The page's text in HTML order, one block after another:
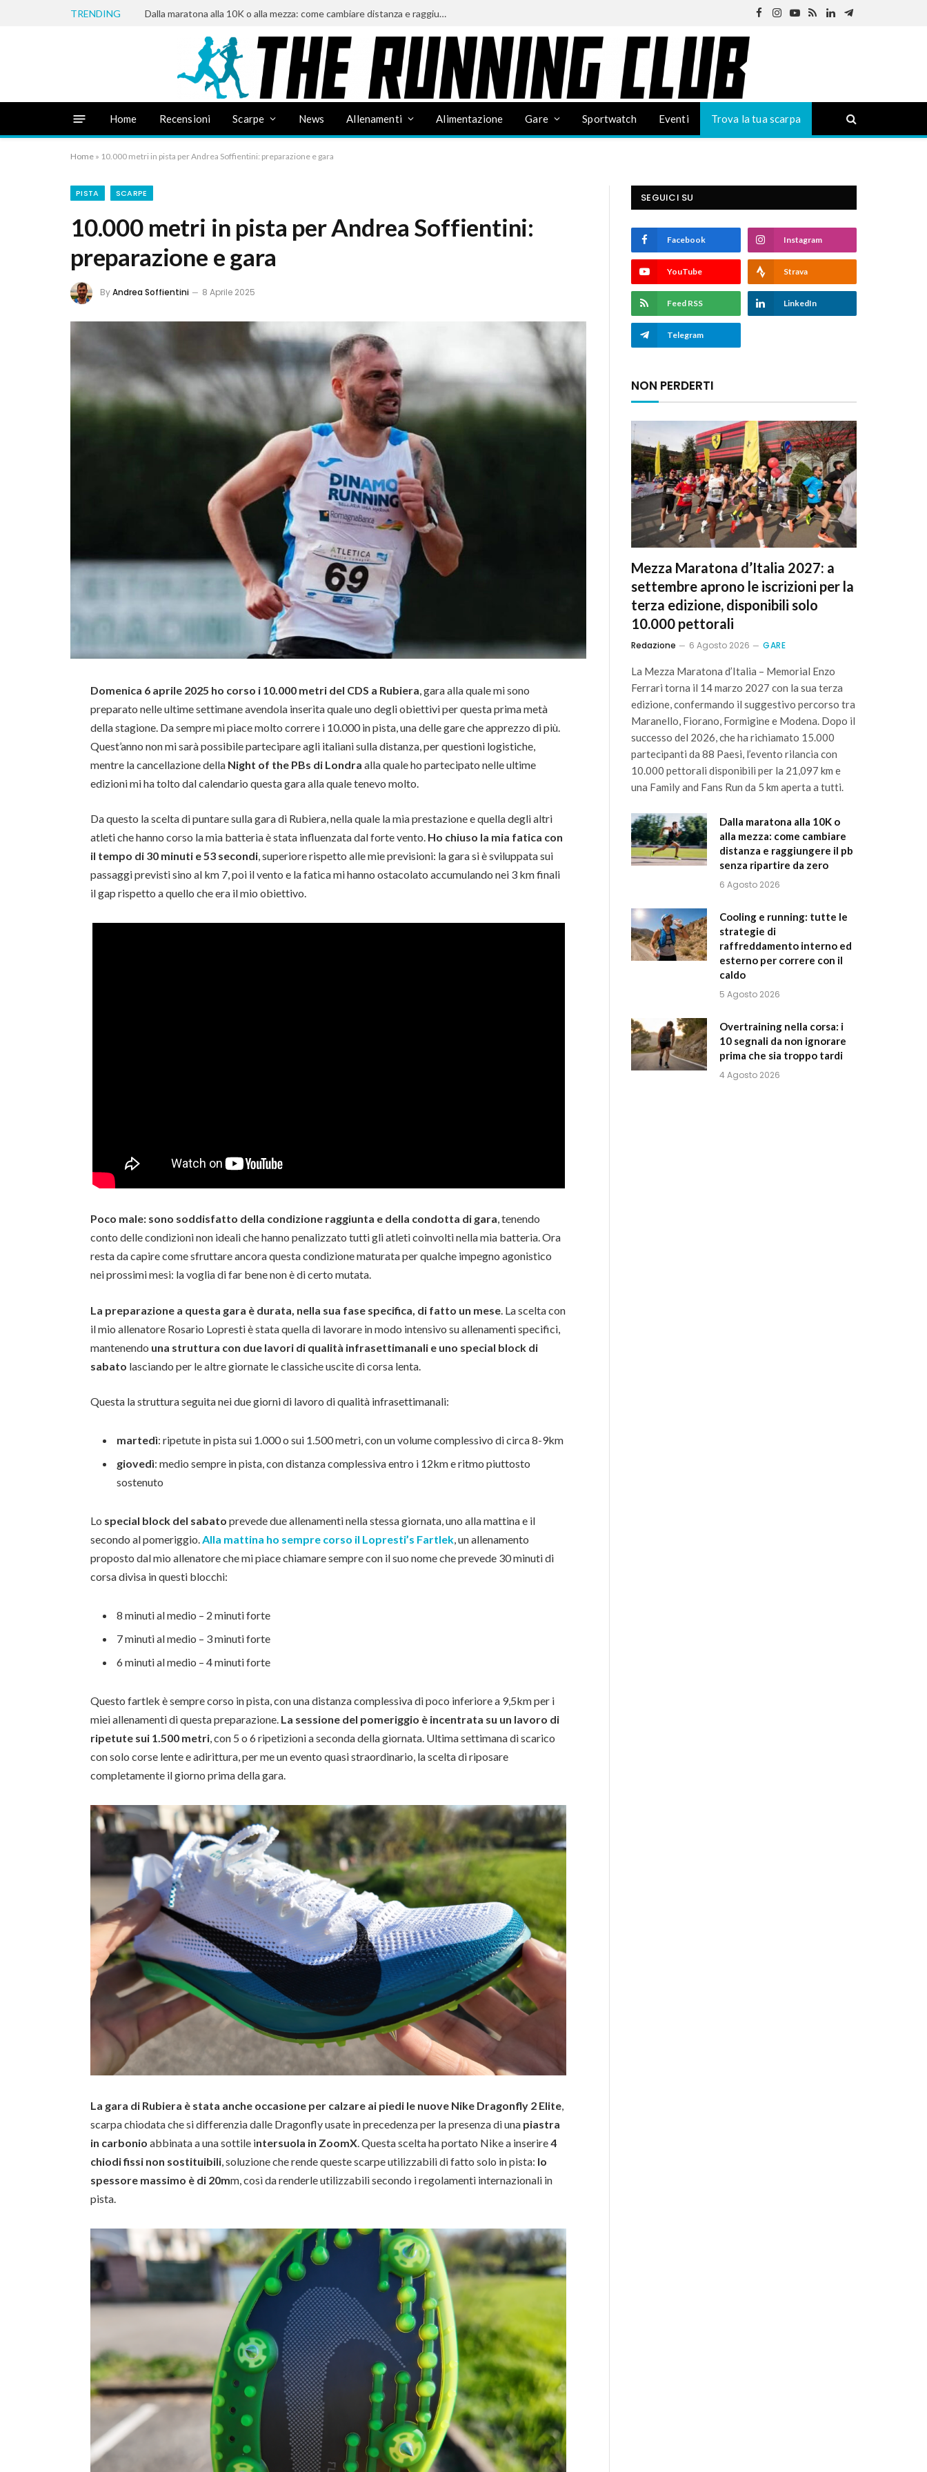
TRENDING Cooling e running: tutte le strategie di raffreddamento interno ed esterno per correre con il caldo
Facebook
Instagram
YouTube
RSSLinkedInTelegram
Home Recensioni Scarpe News Allenamenti Alimentazione Gare Sportwatch Eventi Trova la tua scarpa
Home » 10.000 metri in pista per Andrea Soffientini: preparazione e gara
PISTA SCARPE
10.000 metri in pista per Andrea Soffientini:
preparazione e gara
ByAndrea Soffientini 8 Aprile 2025
Domenica 6 aprile 2025 ho corso i 10.000 metri del CDS a Rubiera, gara alla quale mi sono
preparato nelle ultime settimane avendola inserita quale uno degli obiettivi per questa prima metà
della stagione. Da sempre mi piace molto correre i 10.000 in pista, una delle gare che apprezzo di più.
Quest’anno non mi sarà possibile partecipare agli italiani sulla distanza, per questioni logistiche,
mentre la cancellazione della Night of the PBs di Londra alla quale ho partecipato nelle ultime
edizioni mi ha tolto dal calendario questa gara alla quale tenevo molto.
Da questo la scelta di puntare sulla gara di Rubiera, nella quale la mia prestazione e quella degli altri
atleti che hanno corso la mia batteria è stata influenzata dal forte vento. Ho chiuso la mia fatica con
il tempo di 30 minuti e 53 secondi, superiore rispetto alle mie previsioni: la gara si è sviluppata sui
passaggi previsti sino al km 7, poi il vento e la fatica mi hanno ostacolato accumulando nei 3 km finali
il gap rispetto a quello che era il mio obiettivo.
Poco male: sono soddisfatto della condizione raggiunta e della condotta di gara, tenendo
conto delle condizioni non ideali che hanno penalizzato tutti gli atleti coinvolti nella mia batteria. Ora
resta da capire come sfruttare ancora questa condizione maturata per qualche impegno agonistico
nei prossimi mesi: la voglia di far bene non è di certo mutata.
La preparazione a questa gara è durata, nella sua fase specifica, di fatto un mese . La scelta con
il mio allenatore Rosario Lopresti è stata quella di lavorare in modo intensivo su allenamenti specifici,
mantenendo una struttura con due lavori di qualità infrasettimanali e uno special block di
sabato lasciando per le altre giornate le classiche uscite di corsa lenta.
Questa la struttura seguita nei due giorni di lavoro di qualità infrasettimanali:
martedì: ripetute in pista sui 1.000 o sui 1.500 metri, con un volume complessivo di circa 8-9km
giovedì: medio sempre in pista, con distanza complessiva entro i 12km e ritmo piuttosto
sostenuto
Lo special block del sabato prevede due allenamenti nella stessa giornata, uno alla mattina e il
secondo al pomeriggio.Alla mattina ho sempre corso il Lopresti’s Fartlek, un allenamento
proposto dal mio allenatore che mi piace chiamare sempre con il suo nome che prevede 30 minuti di
corsa divisa in questi blocchi:
8 minuti al medio – 2 minuti forte
7 minuti al medio – 3 minuti forte
6 minuti al medio – 4 minuti forte
Questo fartlek è sempre corso in pista, con una distanza complessiva di poco inferiore a 9,5km per i
miei allenamenti di questa preparazione. La sessione del pomeriggio è incentrata su un lavoro di
ripetute sui 1.500 metri , con 5 o 6 ripetizioni a seconda della giornata. Ultima settimana di scarico
con solo corse lente e adirittura, per me un evento quasi straordinario, la scelta di riposare
completamente il giorno prima della gara.
La gara di Rubiera è stata anche occasione per calzare ai piedi le nuove Nike Dragonfly 2 Elite
scarpa chiodata che si differenzia dalle Dragonfly usate in precedenza per la presenza di una piastra
in carbonio abbinata a una sottile intersuola in ZoomX . Questa scelta ha portato Nike a inserire4
chiodi fissi non sostituibili , soluzione che rende queste scarpe utilizzabili di fatto solo in pista: lo
spessore massimo è di 20mm, così da renderle utilizzabili secondo i regolamenti internazionali in
pista.
SEGUICI SU
Facebook Instagram
YouTube Strava
Feed RSS LinkedIn
Telegram
NON PERDERTI
Mezza Maratona d’Italia 2027: a
settembre aprono le iscrizioni per la
terza edizione, disponibili solo
10.000 pettorali
Redazione 6 Agosto 2026 GARE
La Mezza Maratona d’Italia – Memorial Enzo
Ferrari torna il 14 marzo 2027 con la sua terza
edizione, confermando il suggestivo percorso tra
Maranello, Fiorano, Formigine e Modena. Dopo il
successo del 2026, che ha richiamato 15.000
partecipanti da 88 Paesi, l’evento rilancia con
10.000 pettorali disponibili per la 21,097 km e
una Family and Fans Run da 5 km aperta a tutti.
Dalla maratona alla 10K o
alla mezza: come cambiare
distanza e raggiungere il pb
senza ripartire da zero
6 Agosto 2026
Cooling e running: tutte le
strategie di
raffreddamento interno ed
esterno per correre con il
caldo
5 Agosto 2026
Overtraining nella corsa: i
10 segnali da non ignorare
prima che sia troppo tardi
4 Agosto 2026